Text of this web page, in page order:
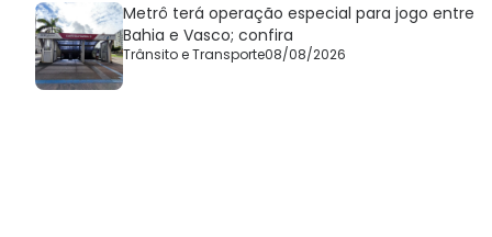
Metrô terá operação especial para jogo entre
Bahia e Vasco; confira
Trânsito e Transporte08/08/2026